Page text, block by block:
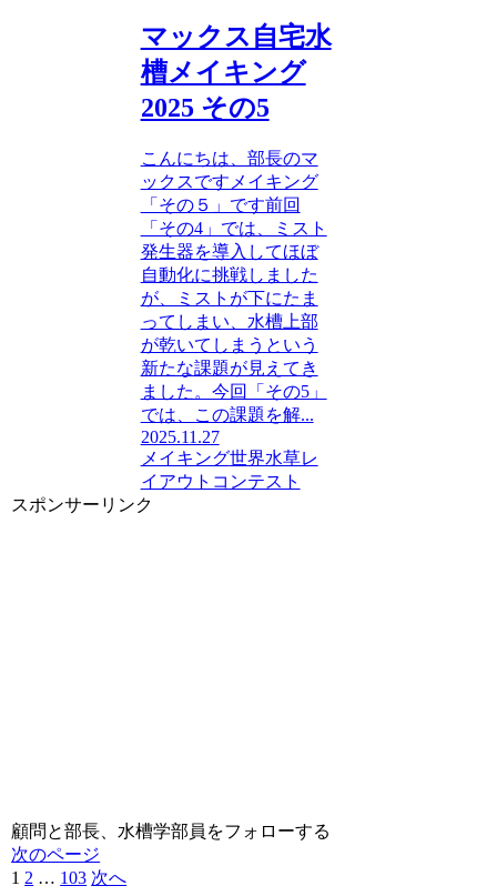
マックス自宅水
槽メイキング
2025 その5
こんにちは、部長のマ
ックスですメイキング
「その５」です前回
「その4」では、ミスト
発生器を導入してほぼ
自動化に挑戦しました
が、ミストが下にたま
ってしまい、水槽上部
が乾いてしまうという
新たな課題が見えてき
ました。今回「その5」
では、この課題を解...
2025.11.27
メイキング世界水草レ
イアウトコンテスト
スポンサーリンク
顧問と部長、水槽学部員をフォローする
次のページ
1 2 … 103 次へ